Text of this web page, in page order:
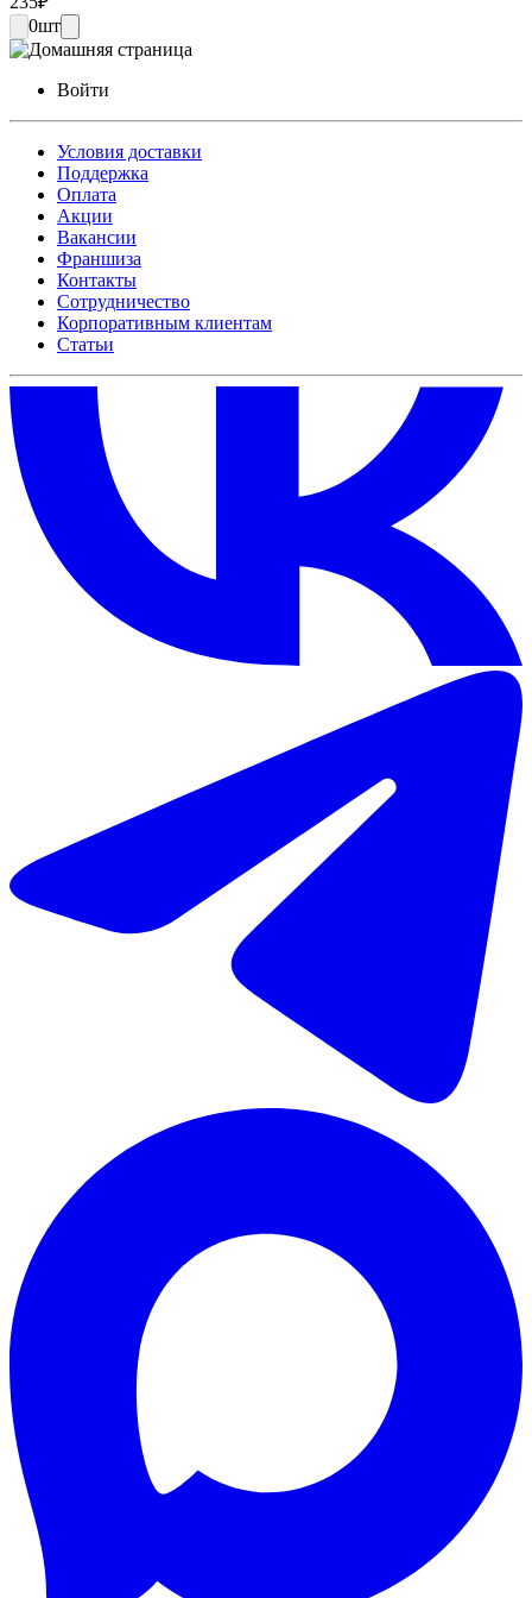
0шт
Войти
Условия доставки
Поддержка
Оплата
Акции
Вакансии
Франшиза
Контакты
Сотрудничество
Корпоративным клиентам
Статьи